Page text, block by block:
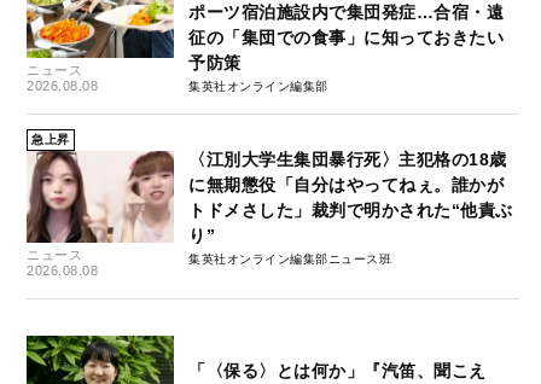
ニュース
2026.08.08
ポーツ宿泊施設内で集団発症…合宿・遠
征の「集団での食事」に知っておきたい
予防策
集英社オンライン編集部
急上昇
ニュース
2026.08.08
〈江別大学生集団暴行死〉主犯格の18歳
に無期懲役「自分はやってねぇ。誰かが
トドメさした」裁判で明かされた“他責ぶ
り”
集英社オンライン編集部ニュース班
「〈保る〉とは何か」『汽笛、聞こえ